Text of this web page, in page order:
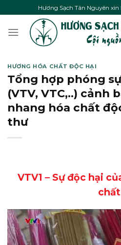
to
content
Hương Sạch Tân Nguyên
HƯƠNG HÓA CHẤT ĐỘC HẠI
Tổng hợp phóng
(VTV, VTC,..) cảnh
nhang hóa chất
thư
VTV1 – Sự độc hại
chất